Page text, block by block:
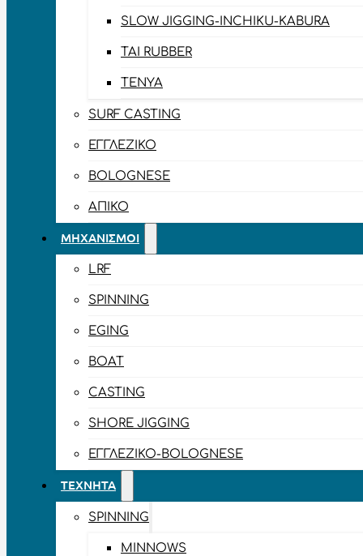
SLOW JIGGING-INCHIKU-KABURA
TAI RUBBER
TENYA
SURF CASTING
ΕΓΓΛΈΖΙΚΟ
BOLOGNESE
ΑΠΊΚΟ
ΜΗΧΑΝΙΣΜΟΊ
LRF
SPINNING
EGING
BOAT
CASTING
SHORE JIGGING
ΕΓΓΛΈΖΙΚΟ-BOLOGNESE
ΤΕΧΝΗΤΆ
SPINNING
MINNOWS